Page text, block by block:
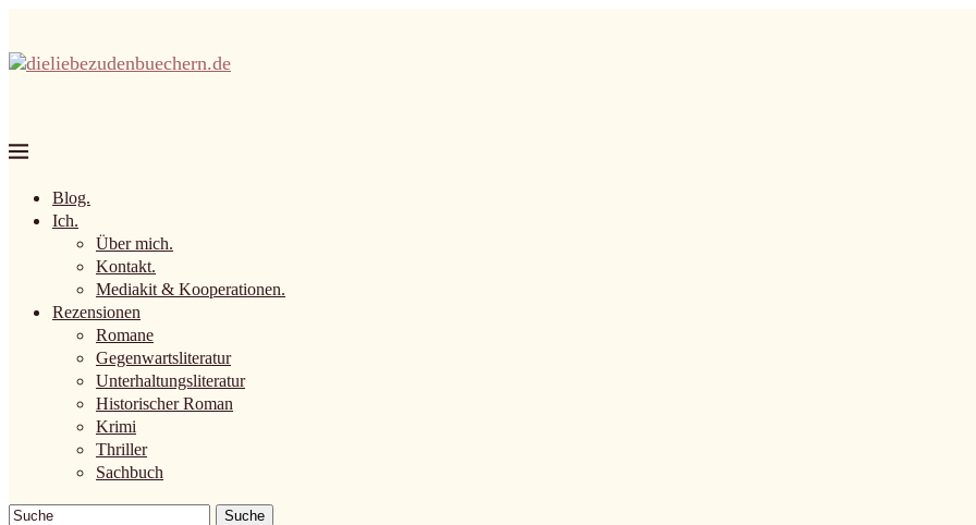
Blog.
Ich.
Über mich.
Kontakt.
Mediakit & Kooperationen.
Rezensionen
Romane
Gegenwartsliteratur
Unterhaltungsliteratur
Historischer Roman
Krimi
Thriller
Sachbuch
Suche